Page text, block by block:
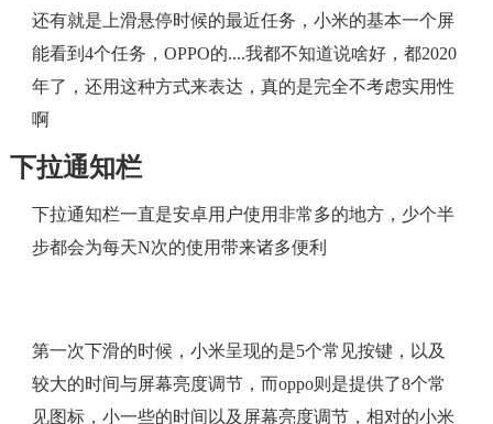
还有就是上滑悬停时候的最近任务，小米的基本一个屏
能看到4个任务，OPPO的....我都不知道说啥好，都2020
年了，还用这种方式来表达，真的是完全不考虑实用性
啊
下拉通知栏
下拉通知栏一直是安卓用户使用非常多的地方，少个半
步都会为每天N次的使用带来诸多便利
第一次下滑的时候，小米呈现的是5个常见按键，以及
较大的时间与屏幕亮度调节，而oppo则是提供了8个常
见图标，小一些的时间以及屏幕亮度调节，相对的小米